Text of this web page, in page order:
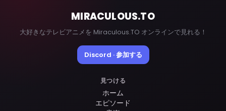
MIRACULOUS.TO
大好きなテレビアニメを Miraculous.TO オンラインで見れる！
Discord · 参加する
見つける
ホーム
エピソード